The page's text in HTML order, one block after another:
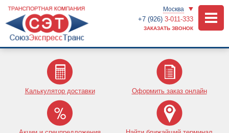
Москва
+7 (926) 3-011-333
ЗАКАЗАТЬ ЗВОНОК
Калькулятор доставки Оформить заказ онлайн